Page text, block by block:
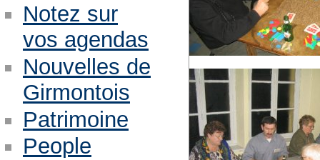
Notez sur
vos agendas
Nouvelles de
Girmontois
Patrimoine
People